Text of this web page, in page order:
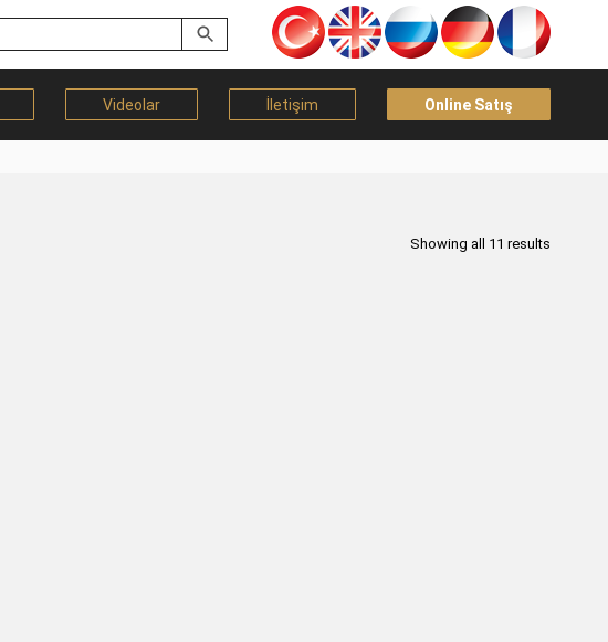
Videolar İletişim Online Satış
Showing all 11 results